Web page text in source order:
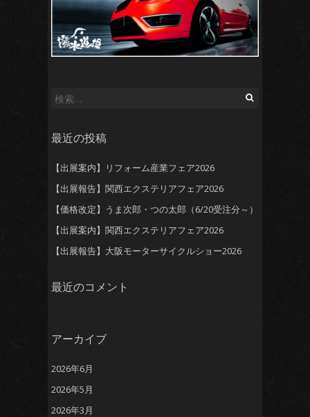
検
最近の投稿
【出展案内】リフォーム産業フェア2026
【出展報告】関西エクステリアフェア2026
【価格改定】うま次郎・つの太郎（6/20受注分～）
【出展案内】関西エクステリアフェア2026
【出展報告】大阪モーターサイクルショー2026
最近のコメント
アーカイブ
2026年6月
2026年5月
2026年3月